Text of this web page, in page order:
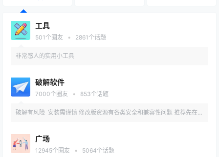
工具
501 个圈友 • 2861 个话题
非常感人的实用小工具
破解软件
7000个圈友 • 853个话题
破解有风险 安装需谨慎 修改版资源有各类安全和兼容性问题 推荐先在备
广场
12945个圈友 • 5064个话题